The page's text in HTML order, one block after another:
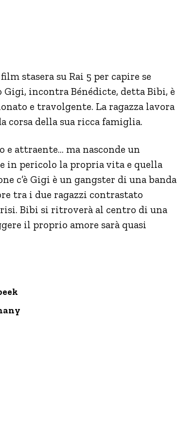
stasera su Rai 5 per capire se
Gigi, incontra Bénédicte, detta Bibi, è
e travolgente. La ragazza lavora
corsa della sua ricca famiglia.
e attraente… ma nasconde un
in pericolo la propria vita e quella
c’è Gigi è un gangster di una banda
tra i due ragazzi contrastato
Bibi si ritroverà al centro di una
il proprio amore sarà quasi